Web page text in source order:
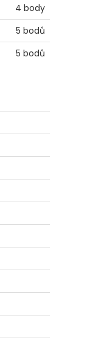
4 body
5 bodů
5 bodů